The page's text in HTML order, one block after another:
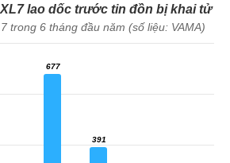
lao dốc trước tin đồn bị khai tử
trong 6 tháng đầu năm (số liệu: VAMA)
677
677
391
391